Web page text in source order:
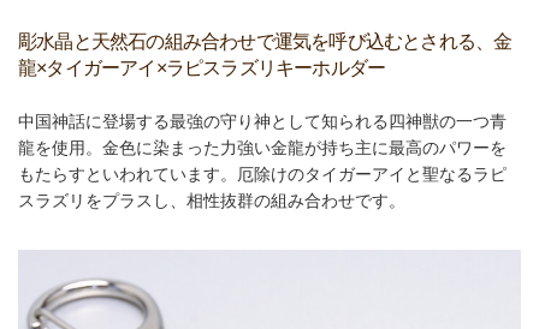
彫水晶と天然石の組み合わせで運気を呼び込むとされる、金
龍×タイガーアイ×ラピスラズリキーホルダー
中国神話に登場する最強の守り神として知られる四神獣の一つ青
龍を使用。金色に染まった力強い金龍が持ち主に最高のパワーを
もたらすといわれています。厄除けのタイガーアイと聖なるラピ
スラズリをプラスし、相性抜群の組み合わせです。